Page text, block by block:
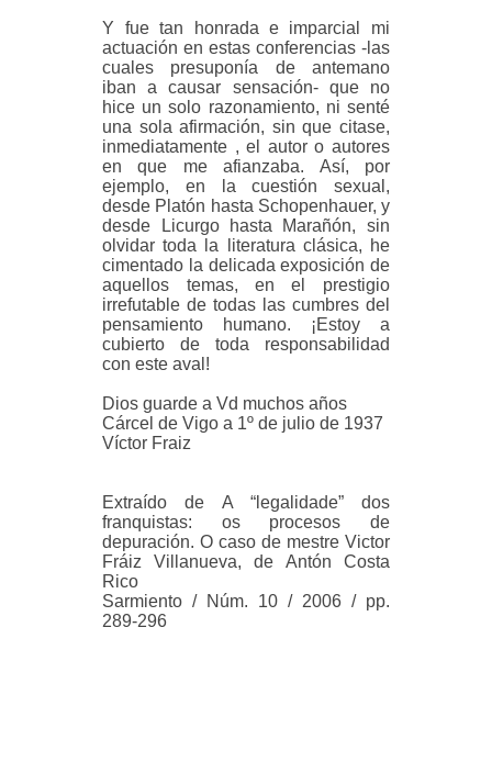
Y fue tan honrada e imparcial mi
actuación en estas conferencias -las
cuales presuponía de antemano
iban a causar sensación- que no
hice un solo razonamiento, ni senté
una sola afirmación, sin que citase,
inmediatamente , el autor o autores
en que me afianzaba. Así, por
ejemplo, en la cuestión sexual,
desde Platón hasta Schopenhauer, y
desde Licurgo hasta Marañón, sin
olvidar toda la literatura clásica, he
cimentado la delicada exposición de
aquellos temas, en el prestigio
irrefutable de todas las cumbres del
pensamiento humano. ¡Estoy a
cubierto de toda responsabilidad
con este aval!
Dios guarde a Vd muchos años
Cárcel de Vigo a 1º de julio de 1937
Víctor Fraiz
Extraído de A “legalidade” dos
franquistas: os procesos de
depuración. O caso de mestre Victor
Fráiz Villanueva, de Antón Costa
Rico
Sarmiento / Núm. 10 / 2006 / pp.
289-296